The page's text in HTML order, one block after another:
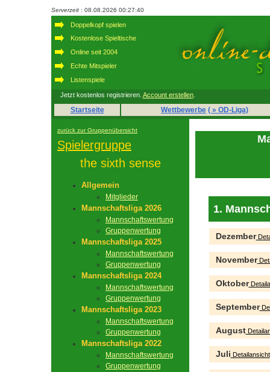
Serverzeit : 08.08.2026 00:27:40
Doppelkopf spielen
Kostenlose Spieltische
Online seit 2004
Echte Mitspieler
Listenspiele
Jetzt kostenlos registrieren. Account erstellen.
Startseite Wettbewerbe ( » OD-Liga)
zurück zur Gruppenübersicht
Spielergruppe
the sixth sense
Allgemein
Mitglieder
Mannschaftsliga 2026
Mannschaftswertung
Gruppenwertung
Mannschaftsliga 2025
Mannschaftswertung
Gruppenwertung
Mannschaftsliga 2024
Mannschaftswertung
Gruppenwertung
Mannschaftsliga 2023
Mannschaftswertung
Gruppenwertung
Mannschaftsliga 2022
Mannschaftswertung
Gruppenwertung
1.
Dezember
November
Oktober
September
August
Juli Detailansicht